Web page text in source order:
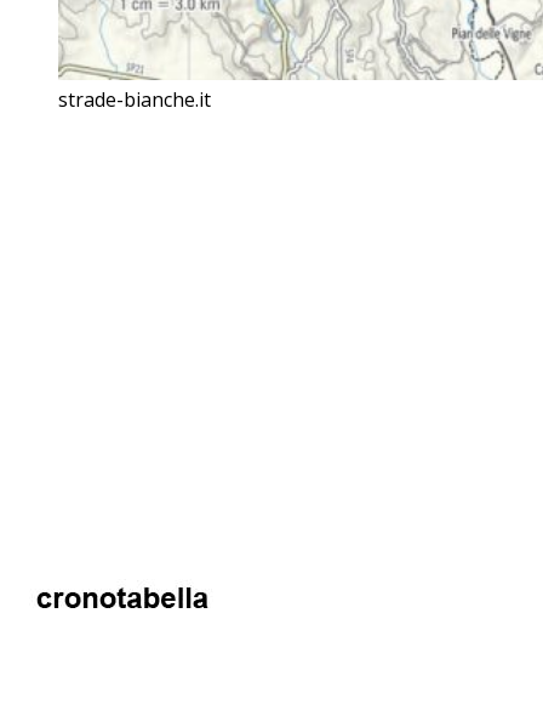
strade-bianche.it